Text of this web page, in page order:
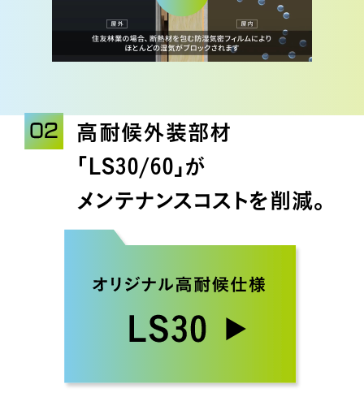
Play
Video
高耐候外装部材
「LS30/60」が
メンテナンスコストを削減。